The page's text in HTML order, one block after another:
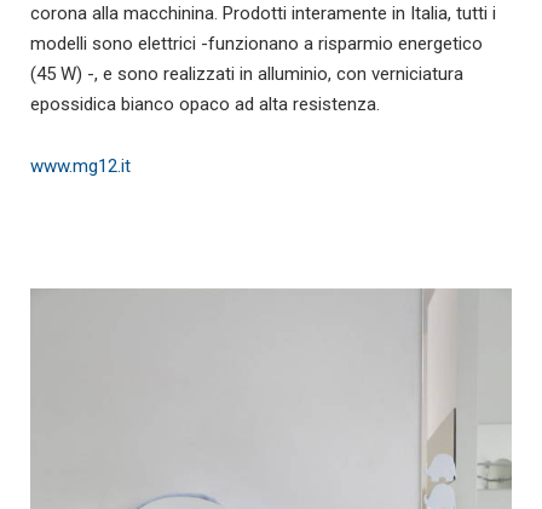
corona alla macchinina. Prodotti interamente in Italia, tutti i
modelli sono elettrici -funzionano a risparmio energetico
(45 W) -, e sono realizzati in alluminio, con verniciatura
epossidica bianco opaco ad alta resistenza.
www.mg12.it